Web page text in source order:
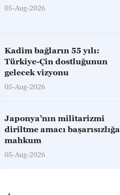
05-Aug-2026
Kadim bağların 55 yılı:
Türkiye-Çin dostluğunun
gelecek vizyonu
05-Aug-2026
Japonya’nın militarizmi
diriltme amacı başarısızlığa
mahkum
05-Aug-2026